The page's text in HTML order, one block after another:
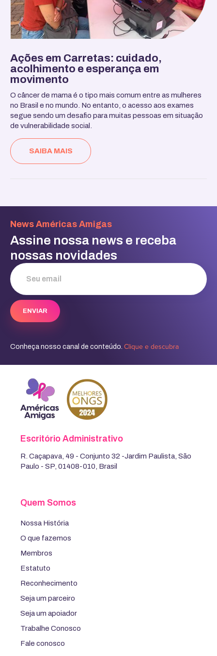
Ações em Carretas: cuidado,
acolhimento e esperança em
movimento
O câncer de mama é o tipo mais comum entre as mulheres
no Brasil e no mundo. No entanto, o acesso aos exames
segue sendo um desafio para muitas pessoas em situação
de vulnerabilidade social.
SAIBA MAIS
News Américas Amigas
Assine nossa news e receba
nossas novidades
Conheça nosso canal de conteúdo. Clique e descubra
Escritório Administrativo
R. Caçapava, 49 - Conjunto 32 -Jardim Paulista, São
Paulo - SP, 01408-010, Brasil
Quem Somos
Nossa História
O que fazemos
Membros
Estatuto
Reconhecimento
Seja um parceiro
Seja um apoiador
Trabalhe Conosco
Fale conosco